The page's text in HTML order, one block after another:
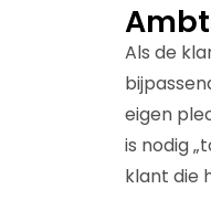
Als de
eigen
is nodig
klant die